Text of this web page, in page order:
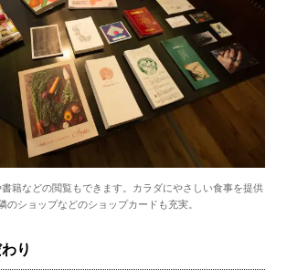
籍などの閲覧もできます。カラダにやさしい食事を提供
のショップなどのショップカードも充実。
り